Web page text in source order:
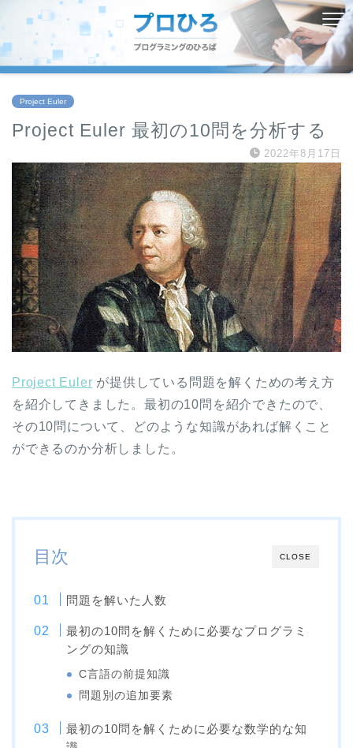
Project Euler
Project Euler 最初の10問を分析する
2022年8月17日
Project Euler が提供している問題を解くための考え方
を紹介してきました。最初の10問を紹介できたので、
その10問について、どのような知識があれば解くこと
ができるのか分析しました。
CLOSE
目次
問題を解いた人数
最初の10問を解くために必要なプログラミ
ングの知識
C言語の前提知識
問題別の追加要素
最初の10問を解くために必要な数学的な知